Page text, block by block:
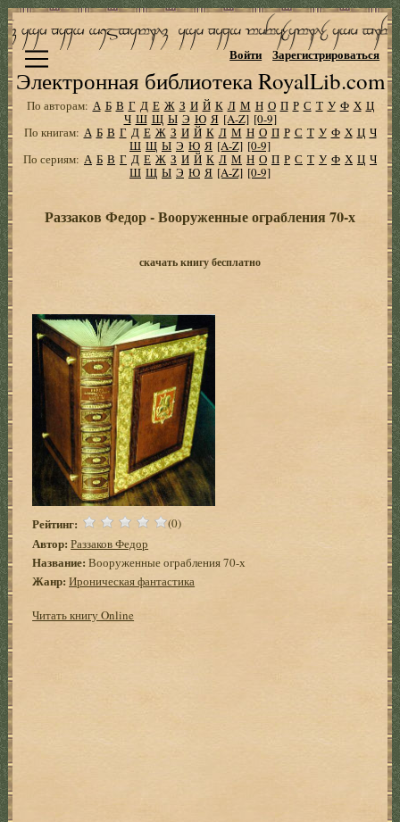
Электронная библиотека RoyalLib.com
Войти Зарегистрироваться
По авторам: А Б В Г Д Е Ж З И Й К Л М Н О П Р С Т У Ф Х Ц
Ч Ш Щ Ы Э Ю Я [A-Z] [0-9]
По книгам: А Б В Г Д Е Ж З И Й К Л М Н О П Р С Т У Ф Х Ц Ч
Ш Щ Ы Э Ю Я [A-Z] [0-9]
По сериям: А Б В Г Д Е Ж З И Й К Л М Н О П Р С Т У Ф Х Ц Ч
Ш Щ Ы Э Ю Я [A-Z] [0-9]
Раззаков Федор - Вооруженные ограбления 70-х
скачать книгу бесплатно
Рейтинг: (0)
Автор: Раззаков Федор
Название: Вооруженные ограбления 70-х
Жанр: Ироническая фантастика
Читать книгу Online